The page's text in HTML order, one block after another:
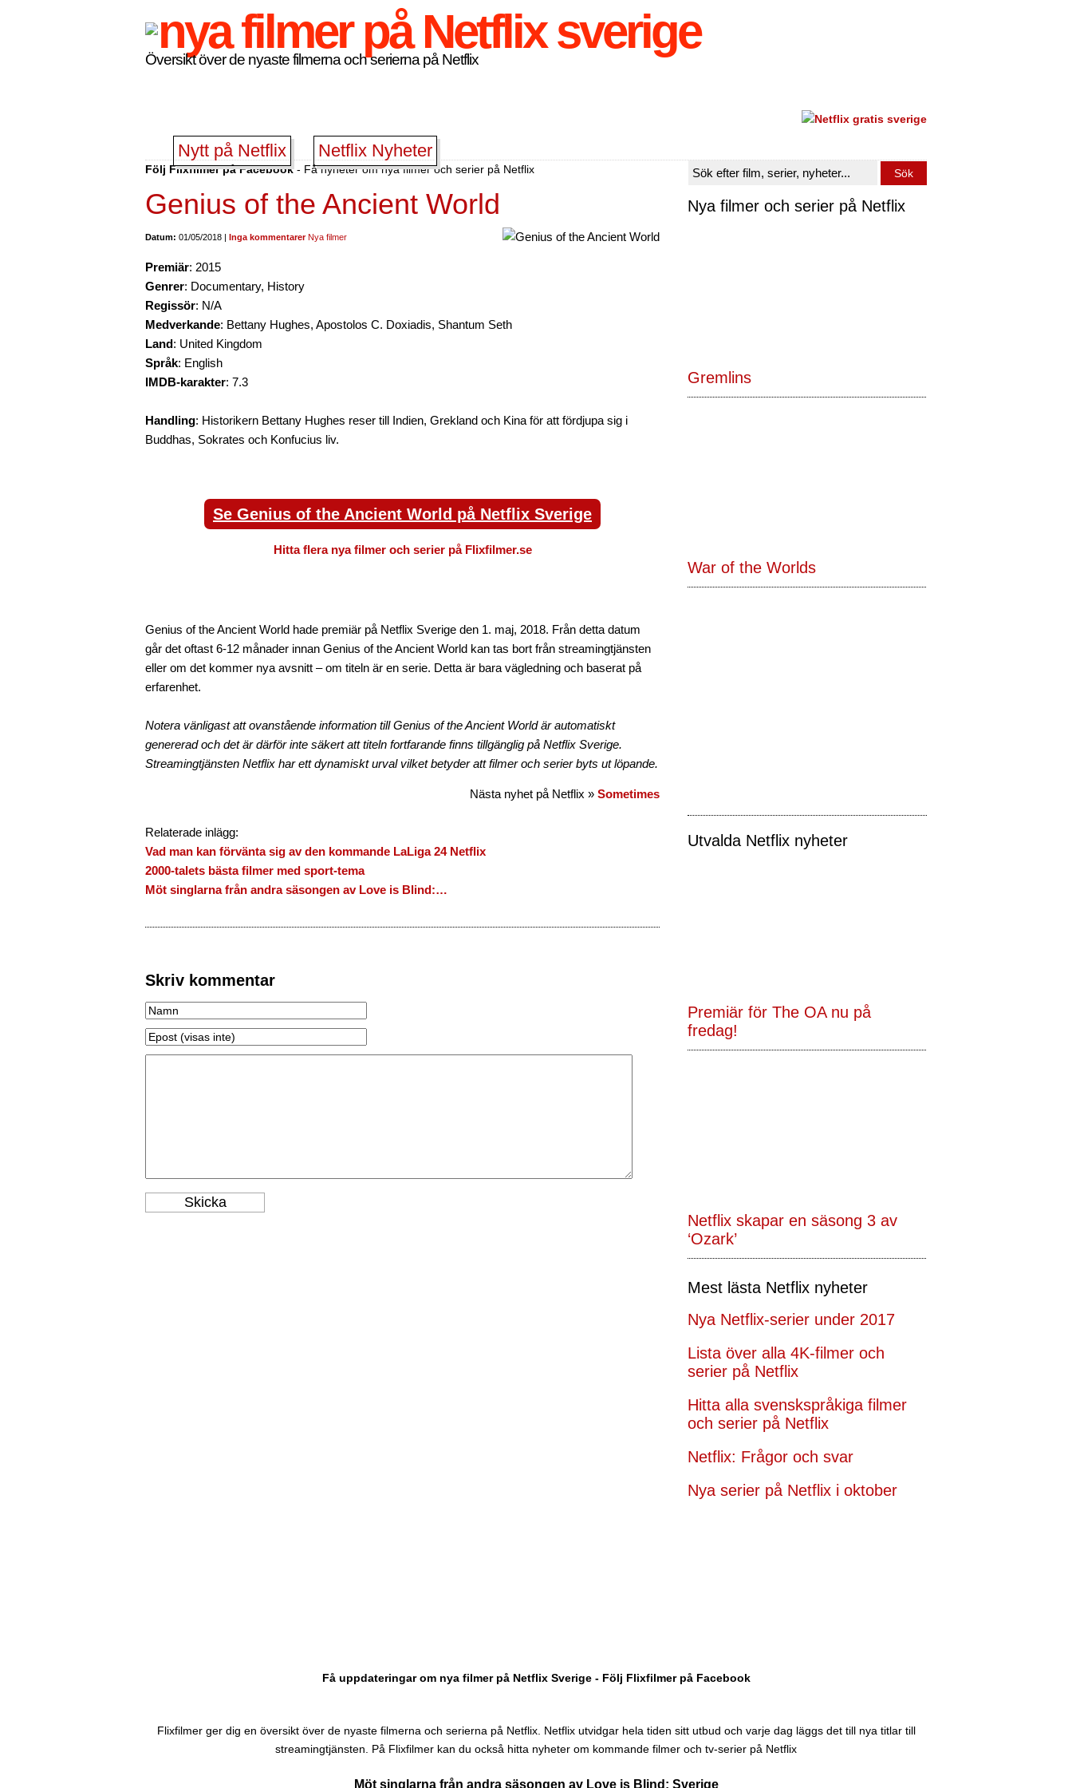
Översikt över de nyaste filmerna och serierna på Netflix
Nytt på Netflix Netflix Nyheter
Följ Flixfilmer på Facebook- Få nyheter om nya filmer och serier på Netflix
Genius of the Ancient World
Datum: 01/05/2018 | Inga kommentarer Nya filmer
Premiär: 2015
Genrer: Documentary, History
Regissör: N/A
Medverkande: Bettany Hughes, Apostolos C. Doxiadis, Shantum Seth
Land: United Kingdom
Språk: English
IMDB-karakter: 7.3
Handling: Historikern Bettany Hughes reser till Indien, Grekland och Kina för att fördjupa sig i
Buddhas, Sokrates och Konfucius liv.
Se Genius of the Ancient World på Netflix Sverige
Hitta flera nya filmer och serier på Flixfilmer.se
Genius of the Ancient World hade premiär på Netflix Sverige den 1. maj, 2018. Från detta datum
går det oftast 6-12 månader innan Genius of the Ancient World kan tas bort från streamingtjänsten
eller om det kommer nya avsnitt – om titeln är en serie. Detta är bara vägledning och baserat på
erfarenhet.
Notera vänligast att ovanstående information till Genius of the Ancient World är automatiskt
genererad och det är därför inte säkert att titeln fortfarande finns tillgänglig på Netflix Sverige.
Streamingtjänsten Netflix har ett dynamiskt urval vilket betyder att filmer och serier byts ut löpande.
Nästa nyhet på Netflix » Sometimes
Relaterade inlägg:
Vad man kan förvänta sig av den kommande LaLiga 24 Netflix
2000-talets bästa filmer med sport-tema
Möt singlarna från andra säsongen av Love is Blind:…
Skriv kommentar
Nya filmer och serier på Netflix
Gremlins
War of the Worlds
Utvalda Netflix nyheter
Premiär för The OA nu på
fredag!
Netflix skapar en säsong 3 av
‘Ozark’
Mest lästa Netflix nyheter
Nya Netflix-serier under 2017
Lista över alla 4K-filmer och
serier på Netflix
Hitta alla svenskspråkiga filmer
och serier på Netflix
Netflix: Frågor och svar
Nya serier på Netflix i oktober
Få uppdateringar om nya filmer på Netflix Sverige - Följ Flixfilmer på Facebook
Flixfilmer ger dig en översikt över de nyaste filmerna och serierna på Netflix. Netflix utvidgar hela tiden sitt utbud och varje dag läggs det till nya titlar till
streamingtjänsten. På Flixfilmer kan du också hitta nyheter om kommande filmer och tv-serier på Netflix
Möt singlarna från andra säsongen av Love is Blind: Sverige